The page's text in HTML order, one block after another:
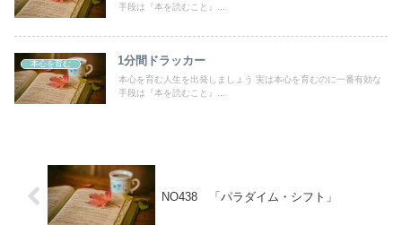
手段は『本を読むこと』...
本心を育む 1分間ドラッカー
本心を育む人生を出発しましょう 実は本心を育むのに一番有効な
手段は『本を読むこと』...
NO438 「パラダイム・シフト」